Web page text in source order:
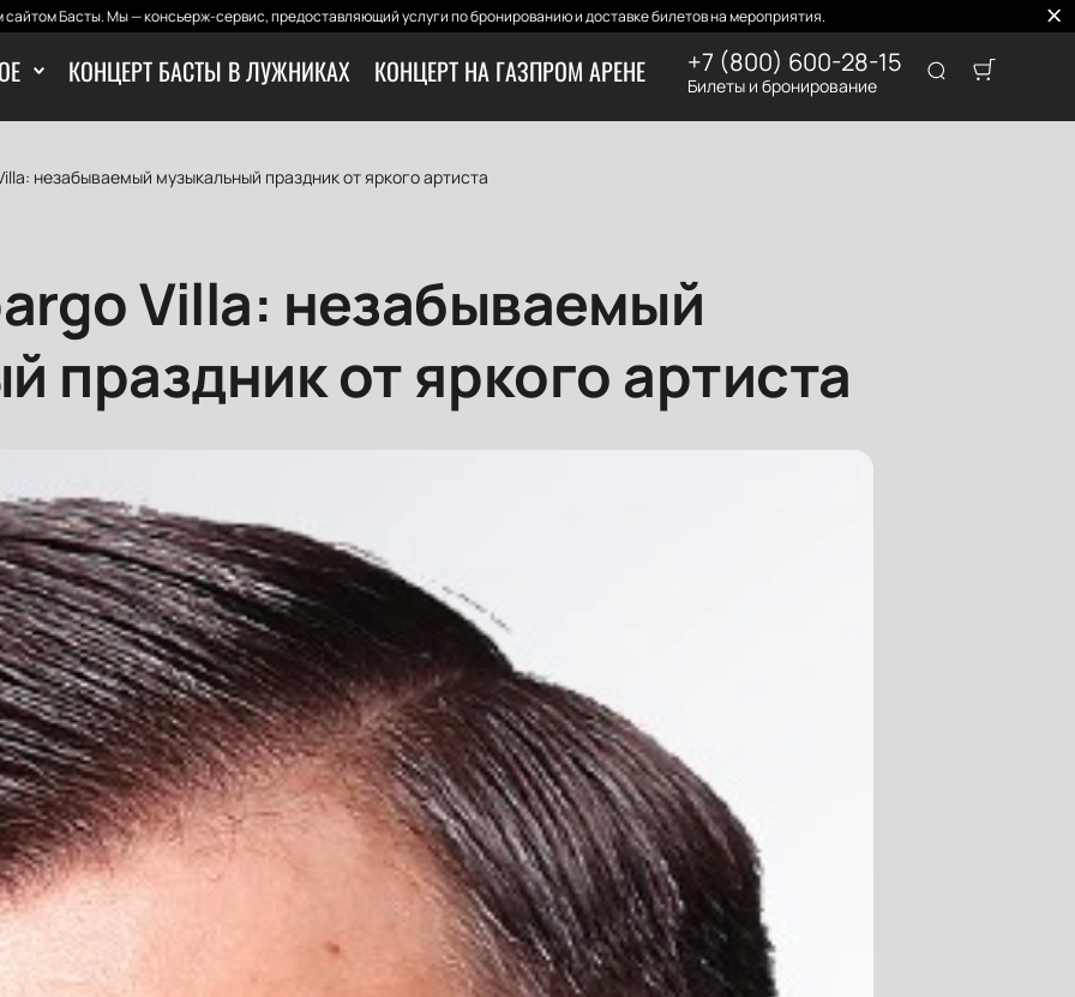
Басты. Мы — консьерж-сервис, предоставляющий услуги по бронированию и доставке билетов на мероприятия.
КОНЦЕРТ БАСТЫ В ЛУЖНИКАХ КОНЦЕРТ НА ГАЗПРОМ АРЕНЕ +7 (800) 600-28-15
Билеты и бронирование
незабываемый музыкальный праздник от яркого артиста
Villa: незабываемый
праздник от яркого артиста